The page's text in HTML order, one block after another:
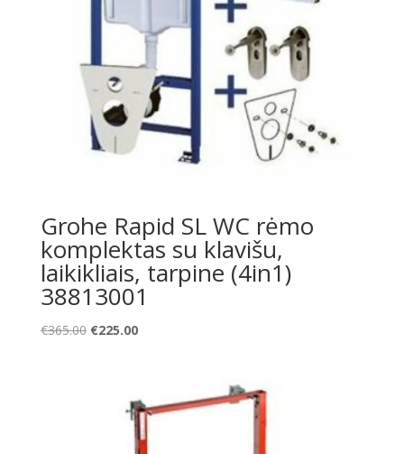
Grohe Rapid SL WC rėmo
komplektas su klavišu,
laikikliais, tarpine (4in1)
38813001
€365.00 Original
€225.00Current